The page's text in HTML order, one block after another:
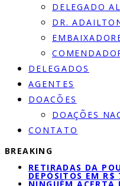
DELEGADO
DR.
DELEGADOS
AGENTES
DOACÕES
DOAÇÕES
CONTATO
BREAKING
RETIRADAS DA
DEPÓSITOS EM R$